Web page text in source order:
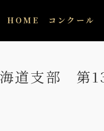
HOME コンクール
道支部 第